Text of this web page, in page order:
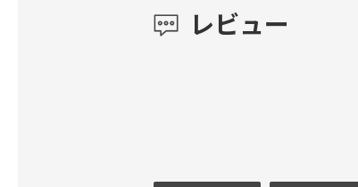
レビュー